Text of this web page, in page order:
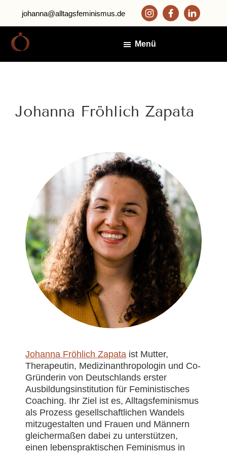
Inhalt
springen
Fußzeile
springen
johanna@alltagsfeminismus.de
Menü
Johanna Fröhlich Zapata
Johanna Fröhlich Zapata ist Mutter,
Therapeutin, Medizinanthropologin und Co-
Gründerin von Deutschlands erster
Ausbildungsinstitution für Feministisches
Coaching. Ihr Ziel ist es, Alltagsfeminismus
als Prozess gesellschaftlichen Wandels
mitzugestalten und Frauen und Männern
gleichermaßen dabei zu unterstützen,
einen lebenspraktischen Feminismus in